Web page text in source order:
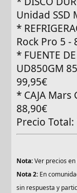
Unidad SSD
*
Rock Pro 5 -
* FUENTE
UD850GM
99,95€
* CAJA Mars
88,90€
Precio Total:
Nota:Ver precios
Nota 2: En
sin respuesta y